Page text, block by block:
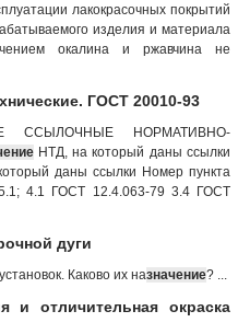
лакокрасочных покрытий
изделия и материала
окалина и ржавчина не
ГОСТ 20010-93
ССЫЛОЧНЫЕ НОРМАТИВНО-
НТД, на который даны ссылки
даны ссылки Номер пункта
4.1 ГОСТ 12.4.063-79 3.4 ГОСТ
дуги
Каково их назначение? ...
и отличительная окраска